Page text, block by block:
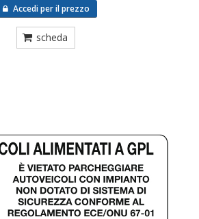
Accedi per il prezzo
scheda